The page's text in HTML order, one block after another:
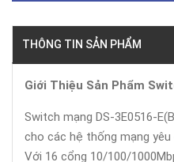
THÔNG TIN SẢN PHẨM
Giới Thiệu Sản Phẩm
Switch mạng DS-3E0516-
cho các hệ thống mạng
Với 16 cổng 10/100/